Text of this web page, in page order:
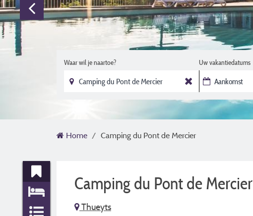
Waar wil je naartoe? Uw vakantiedatums
Home Camping du Pont de Mercier
Camping du Pont de Mercier
Thueyts